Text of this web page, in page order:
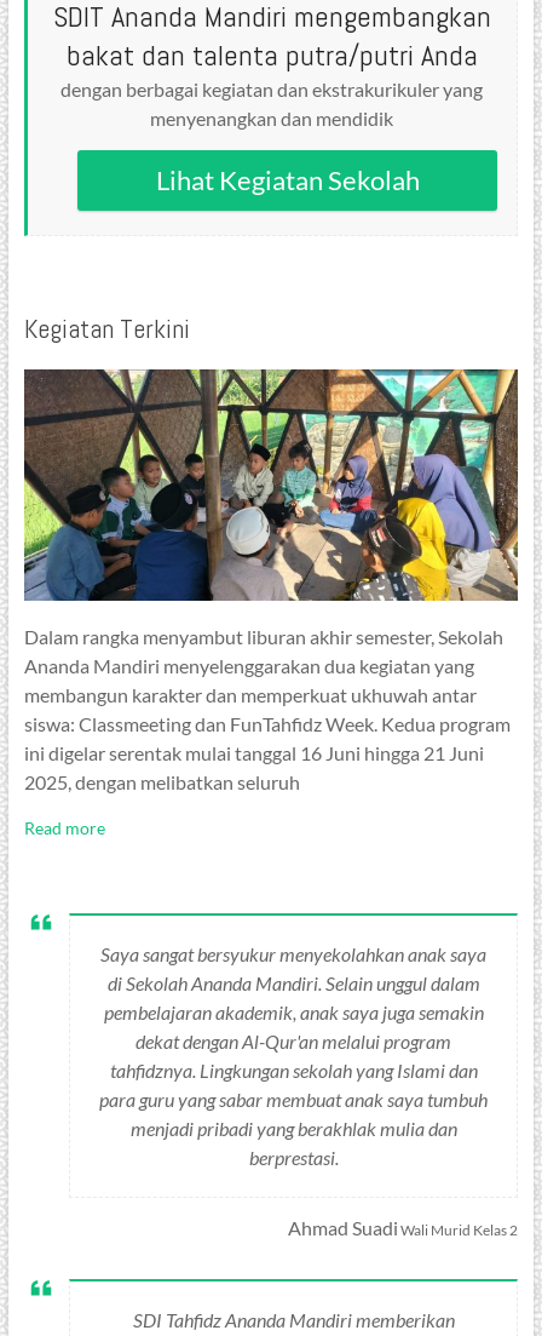
SDIT Ananda Mandiri mengembangkan
bakat dan talenta putra/putri Anda
dengan berbagai kegiatan dan ekstrakurikuler yang
menyenangkan dan mendidik
Lihat Kegiatan Sekolah
Kegiatan Terkini
Dalam rangka menyambut liburan akhir semester, Sekolah
Ananda Mandiri menyelenggarakan dua kegiatan yang
membangun karakter dan memperkuat ukhuwah antar
siswa: Classmeeting dan FunTahfidz Week. Kedua program
ini digelar serentak mulai tanggal 16 Juni hingga 21 Juni
2025, dengan melibatkan seluruh
Read more
Saya sangat bersyukur menyekolahkan anak saya
di Sekolah Ananda Mandiri. Selain unggul dalam
pembelajaran akademik, anak saya juga semakin
dekat dengan Al-Qur'an melalui program
tahfidznya. Lingkungan sekolah yang Islami dan
para guru yang sabar membuat anak saya tumbuh
menjadi pribadi yang berakhlak mulia dan
berprestasi.
Ahmad Suadi Wali Murid Kelas 2
SDI Tahfidz Ananda Mandiri memberikan